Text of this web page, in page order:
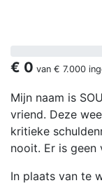
€ 0 van € 7.000
Mijn naam is
vriend. Deze
kritieke
nooit. Er is geen
In plaats van te